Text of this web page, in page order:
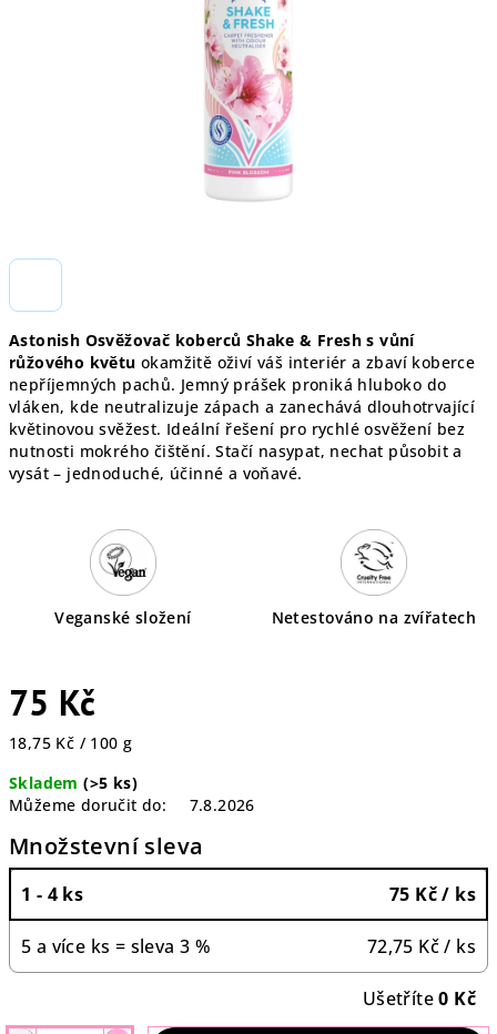
Astonish Osvěžovač koberců Shake & Fresh s vůní
růžového květu okamžitě oživí váš interiér a zbaví koberce
nepříjemných pachů. Jemný prášek proniká hluboko do
vláken, kde neutralizuje zápach a zanechává dlouhotrvající
květinovou svěžest. Ideální řešení pro rychlé osvěžení bez
nutnosti mokrého čištění. Stačí nasypat, nechat působit a
vysát – jednoduché, účinné a voňavé.
Veganské složení Netestováno na zvířatech
75 Kč
Měrná
18,75 Kč / 100 g
Skladem(>5 ks)
Můžeme doručit do:
7.8.2026
Množstevní sleva
1 - 4 ks 75 Kč/ ks
5 a více ks = sleva 3 % 72,75 Kč/ ks
Ušetříte0 Kč